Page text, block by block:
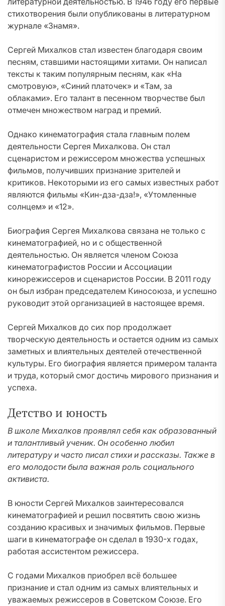
стихотворения были опубликованы в литературном
журнале «Знамя».
Сергей Михалков стал известен благодаря своим
песням, ставшими настоящими хитами. Он написал
тексты к таким популярным песням, как «На
смотровую», «Синий платочек» и «Там, за
облаками». Его талант в песенном творчестве был
отмечен множеством наград и премий.
Однако кинематография стала главным полем
деятельности Сергея Михалкова. Он стал
сценаристом и режиссером множества успешных
фильмов, получивших признание зрителей и
критиков. Некоторыми из его самых известных работ
являются фильмы «Кин-дза-дза!», «Утомленные
солнцем» и «12».
Биография Сергея Михалкова связана не только с
кинематографией, но и с общественной
деятельностью. Он является членом Союза
кинематографистов России и Ассоциации
кинорежиссеров и сценаристов России. В 2011 году
он был избран председателем Киносоюза, и успешно
руководит этой организацией в настоящее время.
Сергей Михалков до сих пор продолжает
творческую деятельность и остается одним из самых
заметных и влиятельных деятелей отечественной
культуры. Его биография является примером таланта
и труда, который смог достичь мирового признания и
успеха.
Детство и юность
В школе Михалков проявлял себя как образованный
и талантливый ученик. Он особенно любил
литературу и часто писал стихи и рассказы. Также в
его молодости была важная роль социального
активиста.
В юности Сергей Михалков заинтересовался
кинематографией и решил посвятить свою жизнь
созданию красивых и значимых фильмов. Первые
шаги в кинематографе он сделал в 1930-х годах,
работая ассистентом режиссера.
С годами Михалков приобрел всё большее
признание и стал одним из самых влиятельных и
уважаемых режиссеров в Советском Союзе. Его